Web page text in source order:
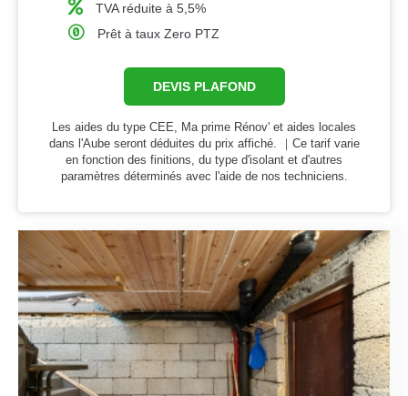
TVA réduite à 5,5%
Prêt à taux Zero PTZ
DEVIS PLAFOND
Les aides du type CEE, Ma prime Rénov' et aides locales
dans l'Aube seront déduites du prix affiché. ｜Ce tarif varie
en fonction des finitions, du type d'isolant et d'autres
paramètres déterminés avec l'aide de nos techniciens.